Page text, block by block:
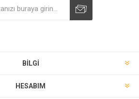
BILGI
HESABIM